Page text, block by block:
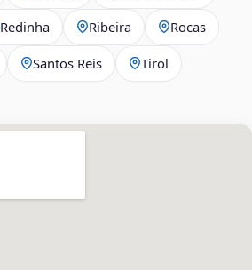
Redinha Ribeira Rocas
Santos Reis Tirol